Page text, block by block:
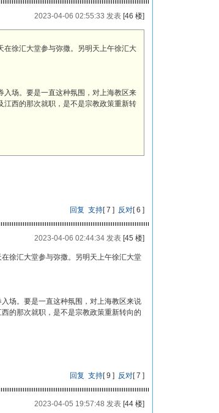
2023-04-06 02:55:33 发表[46 楼]
徐汇大堂参与弥撒。另明天上午徐汇大
场。要是一直这种氛围，对上海教区来
西的那次就职，是不是宗教政策重新转
回复 支持[7 ] 反对[6 ]
2023-04-06 02:44:34 发表[45 楼]
徐汇大堂参与弥撒。另明天上午徐汇大堂
场。要是一直这种氛围，对上海教区来说
的那次就职，是不是宗教政策重新转向的
回复 支持[9 ] 反对[7 ]
2023-04-05 19:57:48 发表[44 楼]